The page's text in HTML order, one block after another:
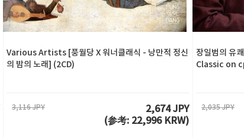
Various Artists [풍월당 X 워너클래식 - 낭만적 정신
의 밤의 노래] (2CD)
3,116 JPY
2,674 JPY
(参考: 22,996 KRW)
장일범의 유
Classic on
2,035 JPY